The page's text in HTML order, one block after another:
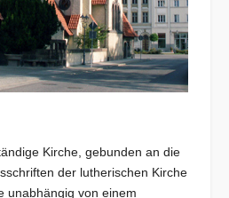
Kirche, gebunden an die
der lutherischen Kirche
unabhängig von einem